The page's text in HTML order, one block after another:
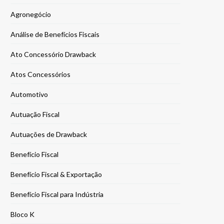
Agronegócio
Análise de Benefícios Fiscais
Ato Concessório Drawback
Atos Concessórios
Automotivo
Autuação Fiscal
Autuações de Drawback
Benefício Fiscal
Benefício Fiscal & Exportação
Benefício Fiscal para Indústria
Bloco K